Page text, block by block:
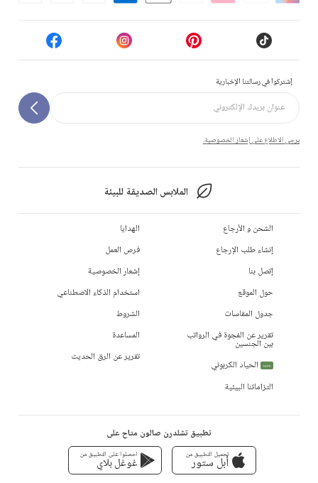
إشتركوا في رسالتنا الإخبارية
يرجى الاطلاع على إشعار الخصوصية.
الملابس الصديقة للبيئة
الشحن و الأرجاع
إنشاء طلب الإرجاع
إتصل بنا
حول الموقع
جدول المقاسات
تقرير عن الفجوة في الرواتب
بين الجنسين
جديد
الحياد الكربوني
التزاماتنا البيئية
الهدايا
فرص العمل
إشعار الخصوصية
استخدام الذكاء الاصطناعي
الشروط
المساعدة
تقرير عن الرق الحديث
تطبيق تشلدرن صالون متاح على
تحميل التطبيق من
أبل ستور
احصلوا على التطبيق من
غوغل بلاي